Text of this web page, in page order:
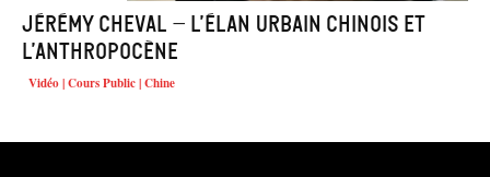
Jérémy Cheval – L’élan urbain chinois et
l’Anthropocène
Vidéo | Cours Public | Chine